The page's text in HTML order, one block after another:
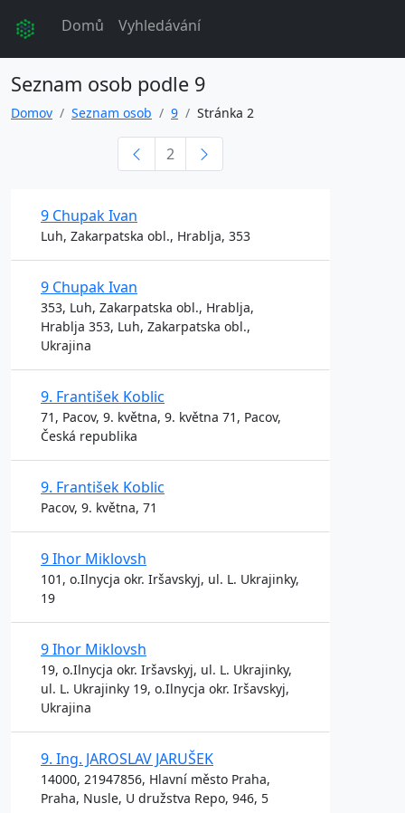
Domů Vyhledávání
Seznam osob podle 9
Domov Seznam osob 9 Stránka 2
2
9 Chupak Ivan
Luh, Zakarpatska obl., Hrablja, 353
9 Chupak Ivan
353, Luh, Zakarpatska obl., Hrablja,
Hrablja 353, Luh, Zakarpatska obl.,
Ukrajina
9. František Koblic
71, Pacov, 9. května, 9. května 71, Pacov,
Česká republika
9. František Koblic
Pacov, 9. května, 71
9 Ihor Miklovsh
101, o.Ilnycja okr. Iršavskyj, ul. L. Ukrajinky,
19
9 Ihor Miklovsh
19, o.Ilnycja okr. Iršavskyj, ul. L. Ukrajinky,
ul. L. Ukrajinky 19, o.Ilnycja okr. Iršavskyj,
Ukrajina
9. Ing. JAROSLAV JARUŠEK
14000, 21947856, Hlavní město Praha,
Praha, Nusle, U družstva Repo, 946, 5